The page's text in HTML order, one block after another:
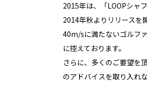
2015年は、「LOOPシャ
2014年秋よりリリースを
40m/sに満たないゴルフ
に控えております。
さらに、多くのご要望を
のアドバイスを取り入れ